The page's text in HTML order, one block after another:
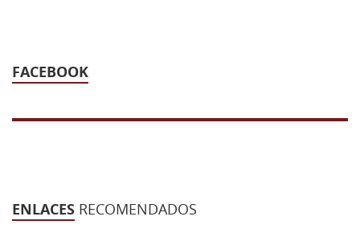
FACEBOOK
ENLACES RECOMENDADOS